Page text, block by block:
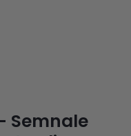
Semnale